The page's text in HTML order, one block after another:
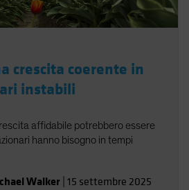
crescita coerente in
instabili
affidabile potrebbero essere
hanno bisogno in tempi
Walker 15 settembre 2025